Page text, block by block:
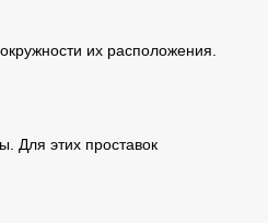
их расположения.
Для этих проставок